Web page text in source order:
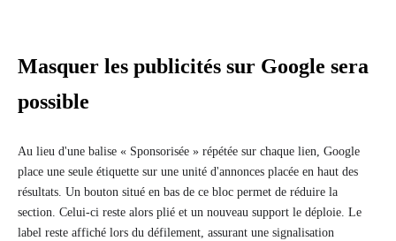
Masquer les publicités sur Google sera
possible
Au lieu d'une balise « Sponsorisée » répétée sur chaque lien, Google
place une seule étiquette sur une unité d'annonces placée en haut des
résultats. Un bouton situé en bas de ce bloc permet de réduire la
section. Celui-ci reste alors plié et un nouveau support le déploie. Le
label reste affiché lors du défilement, assurant une signalisation